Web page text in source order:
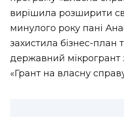
вирішила розширити
минулого року пані
захистила бізнес-план
державний
«Грант на власну